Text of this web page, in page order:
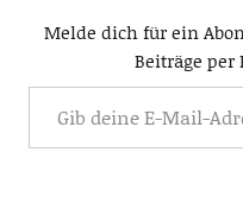
Melde dich für ein
Beiträge